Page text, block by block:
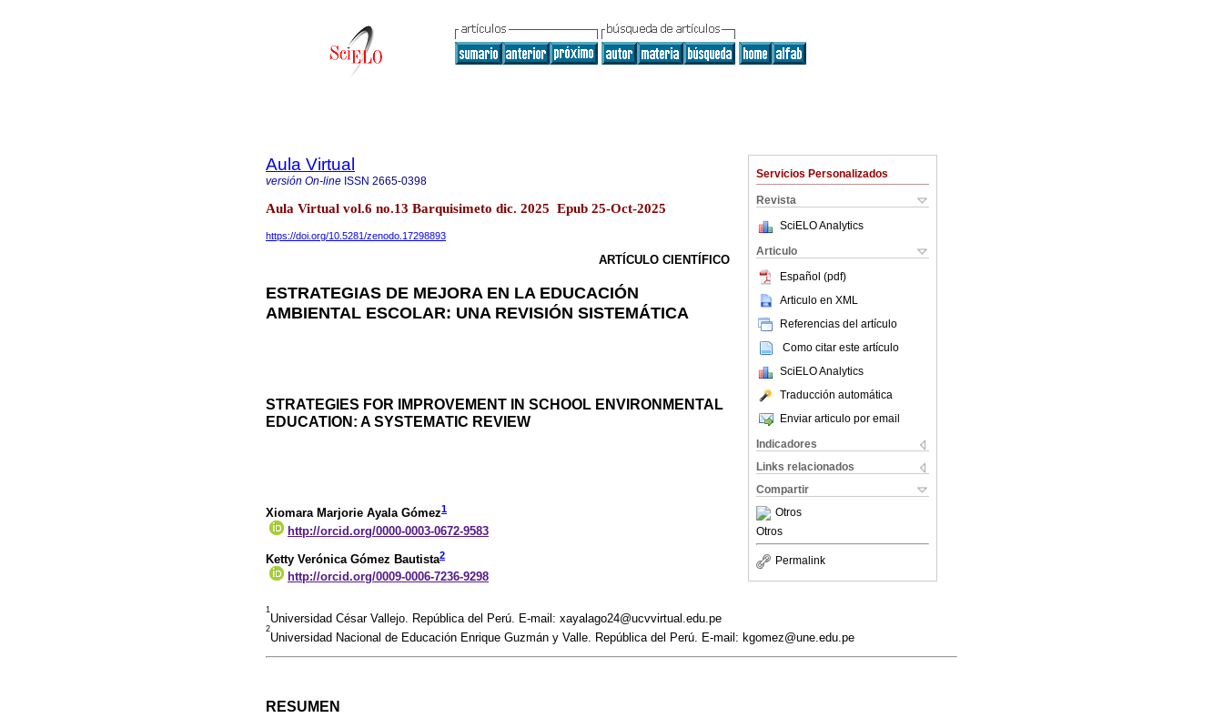
Servicios Personalizados
Revista
SciELO Analytics
Articulo
Español (pdf)
Articulo en XML
Referencias del artículo
Como citar este artículo
SciELO Analytics
Traducción automática
Enviar articulo por email
Indicadores
Links relacionados
Compartir
Otros
Otros
Permalink
Aula Virtual
versión On-line ISSN 2665-0398
Aula Virtual vol.6 no.13 Barquisimeto dic. 2025 Epub 25-Oct-2025
https://doi.org/10.5281/zenodo.17298893
ARTÍCULO CIENTÍFICO
ESTRATEGIAS DE MEJORA EN LA EDUCACIÓN
AMBIENTAL ESCOLAR: UNA REVISIÓN SISTEMÁTICA
STRATEGIES FOR IMPROVEMENT IN SCHOOL ENVIRONMENTAL
EDUCATION: A SYSTEMATIC REVIEW
Xiomara Marjorie Ayala Gómez1
http://orcid.org/0000-0003-0672-9583
Ketty Verónica Gómez Bautista2
http://orcid.org/0009-0006-7236-9298
1
Universidad César Vallejo. República del Perú. E-mail: xayalago24@ucvvirtual.edu.pe
2
Universidad Nacional de Educación Enrique Guzmán y Valle. República del Perú. E-mail: kgomez@une.edu.pe
RESUMEN